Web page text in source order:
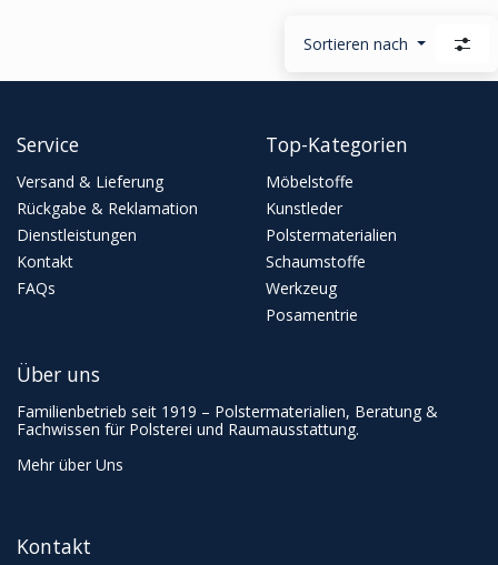
Sortieren nach
Service
Versand & Lieferung
Rückgabe & Reklamation
Dienstleistungen
Kontakt
FAQs
Top-Kategorien
Möbelstoffe
Kunstleder
Polstermaterialien
Schaumstoffe
Werkzeug
Posamentrie
Kontakt
Über uns
Familienbetrieb seit 1919 – Polstermaterialien, Beratung &
Fachwissen für Polsterei und Raumausstattung.
Mehr über Uns